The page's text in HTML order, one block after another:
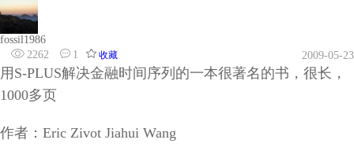
fossil1986
2262
1 收藏 2009-05-23
用S-PLUS解决金融时间序列的一本很著名的书，很长，
1000多页
作者：Eric Zivot Jiahui Wang